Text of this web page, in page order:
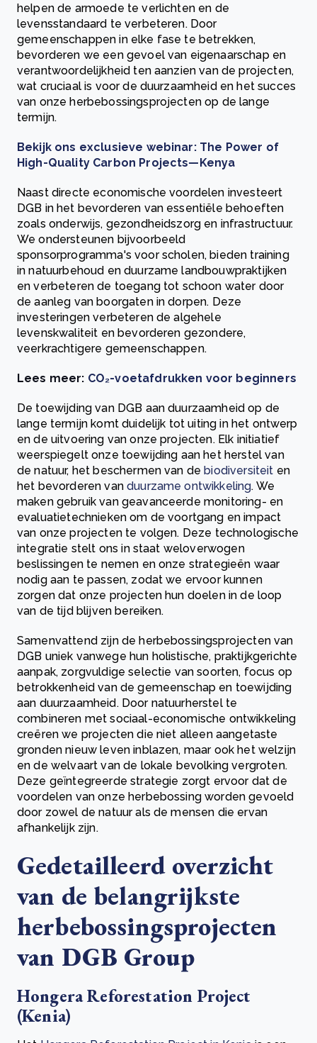
helpen de armoede te verlichten en de
levensstandaard te verbeteren. Door
gemeenschappen in elke fase te betrekken,
bevorderen we een gevoel van eigenaarschap en
verantwoordelijkheid ten aanzien van de projecten,
wat cruciaal is voor de duurzaamheid en het succes
van onze herbebossingsprojecten op de lange
termijn.
Bekijk ons ​​exclusieve webinar: The Power of
High-Quality Carbon Projects—Kenya
Naast directe economische voordelen investeert
DGB in het bevorderen van essentiële behoeften
zoals onderwijs, gezondheidszorg en infrastructuur.
We ondersteunen bijvoorbeeld
sponsorprogramma's voor scholen, bieden training
in natuurbehoud en duurzame landbouwpraktijken
en verbeteren de toegang tot schoon water door
de aanleg van boorgaten in dorpen. Deze
investeringen verbeteren de algehele
levenskwaliteit en bevorderen gezondere,
veerkrachtigere gemeenschappen.
Lees meer: CO₂-voetafdrukken voor beginners
De toewijding van DGB aan duurzaamheid op de
lange termijn komt duidelijk tot uiting in het ontwerp
en de uitvoering van onze projecten. Elk initiatief
weerspiegelt onze toewijding aan het herstel van
de natuur, het beschermen van debiodiversiteit en
het bevorderen vanduurzame ontwikkeling. We
maken gebruik van geavanceerde monitoring- en
evaluatietechnieken om de voortgang en impact
van onze projecten te volgen. Deze technologische
integratie stelt ons in staat weloverwogen
beslissingen te nemen en onze strategieën waar
nodig aan te passen, zodat we ervoor kunnen
zorgen dat onze projecten hun doelen in de loop
van de tijd blijven bereiken.
Samenvattend zijn de herbebossingsprojecten van
DGB uniek vanwege hun holistische, praktijkgerichte
aanpak, zorgvuldige selectie van soorten, focus op
betrokkenheid van de gemeenschap en toewijding
aan duurzaamheid. Door natuurherstel te
combineren met sociaal-economische ontwikkeling
creëren we projecten die niet alleen aangetaste
gronden nieuw leven inblazen, maar ook het welzijn
en de welvaart van de lokale bevolking vergroten.
Deze geïntegreerde strategie zorgt ervoor dat de
voordelen van onze herbebossing worden gevoeld
door zowel de natuur als de mensen die ervan
afhankelijk zijn.
Gedetailleerd overzicht
van de belangrijkste
herbebossingsprojecten
van DGB Group
Hongera Reforestation Project
(Kenia)